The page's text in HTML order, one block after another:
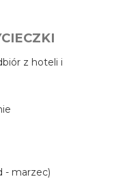
z hoteli i
- marzec)